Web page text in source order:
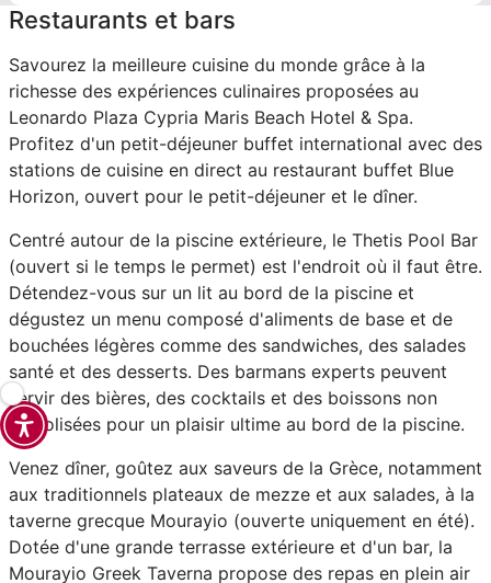
Restaurants et bars
Savourez la meilleure cuisine du monde grâce à la
richesse des expériences culinaires proposées au
Leonardo Plaza Cypria Maris Beach Hotel & Spa.
Profitez d'un petit-déjeuner buffet international avec des
stations de cuisine en direct au restaurant buffet Blue
Horizon, ouvert pour le petit-déjeuner et le dîner.
Centré autour de la piscine extérieure, le Thetis Pool Bar
(ouvert si le temps le permet) est l'endroit où il faut être.
Détendez-vous sur un lit au bord de la piscine et
dégustez un menu composé d'aliments de base et de
bouchées légères comme des sandwiches, des salades
santé et des desserts. Des barmans experts peuvent
servir des bières, des cocktails et des boissons non
alcoolisées pour un plaisir ultime au bord de la piscine.
Venez dîner, goûtez aux saveurs de la Grèce, notamment
aux traditionnels plateaux de mezze et aux salades, à la
taverne grecque Mourayio (ouverte uniquement en été).
Dotée d'une grande terrasse extérieure et d'un bar, la
Mourayio Greek Taverna propose des repas en plein air